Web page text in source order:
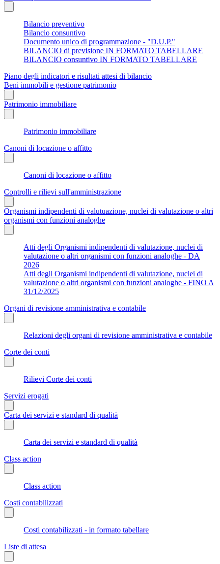
Bilancio preventivo
Bilancio consuntivo
Documento unico di programmazione - "D.U.P."
BILANCIO di previsione IN FORMATO TABELLARE
BILANCIO consuntivo IN FORMATO TABELLARE
Piano degli indicatori e risultati attesi di bilancio
Beni immobili e gestione patrimonio
Patrimonio immobiliare
Patrimonio immobiliare
Canoni di locazione o affitto
Canoni di locazione o affitto
Controlli e rilievi sull'amministrazione
Organismi indipendenti di valutuazione, nuclei di valutazione o altri
organismi con funzioni analoghe
Atti degli Organismi indipendenti di valutazione, nuclei di
valutazione o altri organismi con funzioni analoghe - DA
2026
Atti degli Organismi indipendenti di valutazione, nuclei di
valutazione o altri organismi con funzioni analoghe - FINO A
31/12/2025
Organi di revisione amministrativa e contabile
Relazioni degli organi di revisione amministrativa e contabile
Corte dei conti
Rilievi Corte dei conti
Servizi erogati
Carta dei servizi e standard di qualità
Carta dei servizi e standard di qualità
Class action
Class action
Costi contabilizzati
Costi contabilizzati - in formato tabellare
Liste di attesa